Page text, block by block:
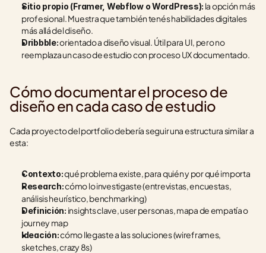
Sitio propio (Framer, Webflow o WordPress): la opción más
profesional. Muestra que también tenés habilidades digitales
más allá del diseño.
Dribbble: orientado a diseño visual. Útil para UI, pero no
reemplaza un caso de estudio con proceso UX documentado.
Cómo documentar el proceso de
diseño en cada caso de estudio
Cada proyecto del portfolio debería seguir una estructura similar a
esta:
Contexto: qué problema existe, para quién y por qué importa
Research: cómo lo investigaste (entrevistas, encuestas,
análisis heurístico, benchmarking)
Definición: insights clave, user personas, mapa de empatía o
journey map
Ideación: cómo llegaste a las soluciones (wireframes,
sketches, crazy 8s)